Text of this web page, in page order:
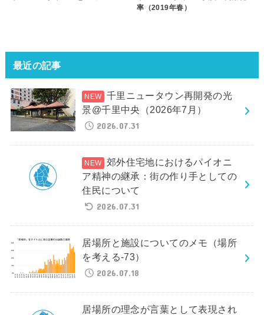
率（2019年春）
最近の記事
千里ニュータウン再開発の光
景@千里中央（2026年7月）
2026.07.31
郊外住宅地におけるパイオニ
ア精神の継承：街の作り手としての
住民について
2026.07.31
居場所と施設についてのメモ（場所
を考える-73）
2026.07.18
居場所の理念が言葉として表現され